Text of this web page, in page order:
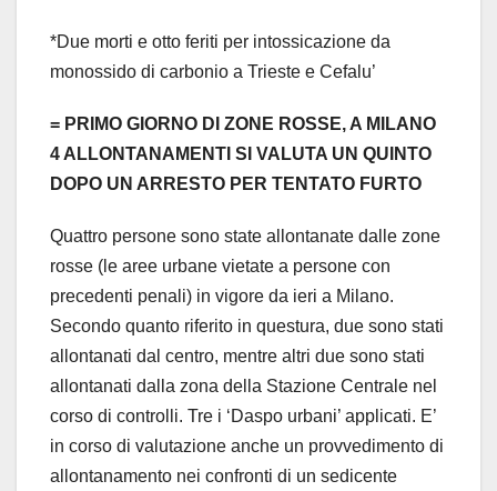
*Due morti e otto feriti per intossicazione da
monossido di carbonio a Trieste e Cefalu’
= PRIMO GIORNO DI ZONE ROSSE, A MILANO
4 ALLONTANAMENTI SI VALUTA UN QUINTO
DOPO UN ARRESTO PER TENTATO FURTO
Quattro persone sono state allontanate dalle zone
rosse (le aree urbane vietate a persone con
precedenti penali) in vigore da ieri a Milano.
Secondo quanto riferito in questura, due sono stati
allontanati dal centro, mentre altri due sono stati
allontanati dalla zona della Stazione Centrale nel
corso di controlli. Tre i ‘Daspo urbani’ applicati. E’
in corso di valutazione anche un provvedimento di
allontanamento nei confronti di un sedicente